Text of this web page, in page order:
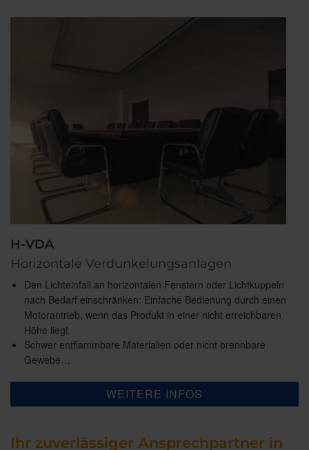
H-VDA
Horizontale Verdunkelungsanlagen
Den Lichteinfall an horizontalen Fenstern oder Lichtkuppeln
nach Bedarf einschränken: Einfache Bedienung durch einen
Motorantrieb, wenn das Produkt in einer nicht erreichbaren
Höhe liegt.
Schwer entflammbare Materialien oder nicht brennbare
Gewebe…
WEITERE INFOS
Ihr zuverlässiger Ansprechpartner in